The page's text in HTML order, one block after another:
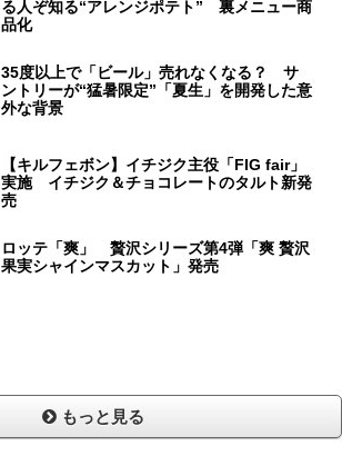
る人ぞ知る“アレンジポテト” 裏メニュー商
品化
35度以上で「ビール」売れなくなる？ サ
ントリーが“猛暑限定”「夏生」を開発した意
外な背景
【キルフェボン】イチジク主役「FIG fair」
実施 イチジク＆チョコレートのタルト新発
売
ロッテ「爽」 贅沢シリーズ第4弾「爽 贅沢
果実シャインマスカット」発売
もっと見る